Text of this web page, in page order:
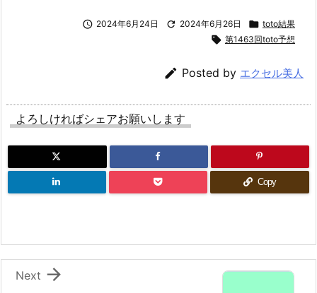
 2024年6月24日  2024年6月26日  toto結果
 第1463回toto予想
 Posted by エクセル美人
よろしければシェアお願いします
Copy

Next